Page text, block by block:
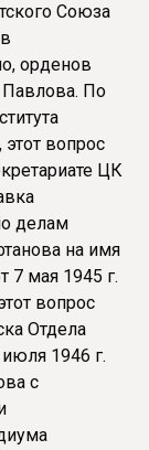
Союза
орденов
По
этот вопрос
ЦК
делам
на имя
7 мая 1945 г.
вопрос
Отдела
1946 г.
с